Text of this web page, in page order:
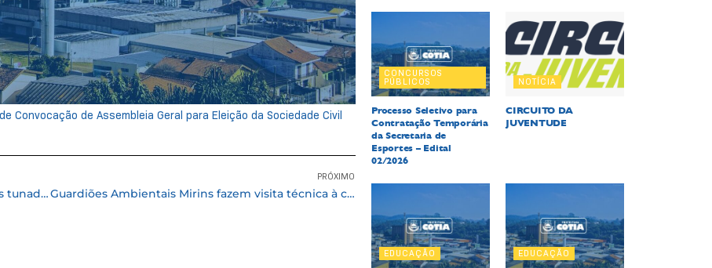
Convocação de Assembleia Geral para Eleição da Sociedade Civil
Cotia recebe evento com exposição de carros tunados e encontro de Motovlogs
PRÓXIMO
Guardiões Ambientais Mirins fazem visita técnica à cooperativa de reciclagem
CONCURSOS
PÚBLICOS
Processo Seletivo para
Contratação Temporária
da Secretaria de
Esportes – Edital
02/2026
NOTÍCIA
CIRCUITO DA
JUVENTUDE
EDUCAÇÃO EDUCAÇÃO